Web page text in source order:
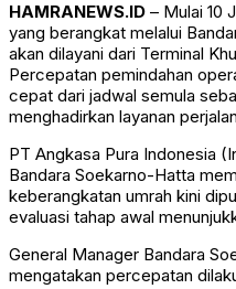
HAMRANEWS.ID – Mulai 10
yang berangkat melalui
akan dilayani dari Terminal
Percepatan pemindahan
cepat dari jadwal semula
menghadirkan layanan
PT Angkasa Pura Indonesia
Bandara Soekarno-Hatta
keberangkatan umrah kini
evaluasi tahap awal
General Manager Bandara
mengatakan percepatan